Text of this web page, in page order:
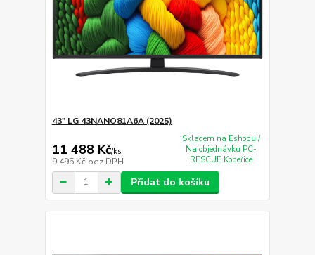
43" LG 43NANO81A6A (2025)
11 488 Kč/ks
9 495 Kč bez DPH
Skladem na Eshopu /
Na objednávku PC-
RESCUE Kobeřice
Přidat do košíku